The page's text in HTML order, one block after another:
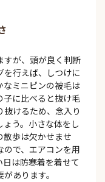
すが、頭が良く判断
行えば、しつけに
なミニピンの被毛は
子に比べると抜け毛
けるため、念入り
う。小さな体をし
散歩は欠かせませ
で、エアコンを用
は防寒着を着せて
あります。